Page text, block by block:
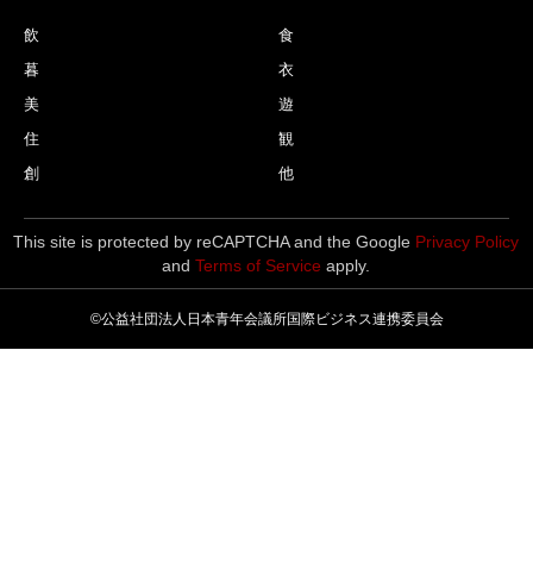
飲
食
暮
衣
美
遊
住
観
創
他
This site is protected by reCAPTCHA and the Google Privacy Policy
andTerms of Service apply.
©公益社団法人日本青年会議所国際ビジネス連携委員会